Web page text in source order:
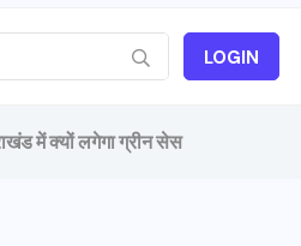
LOGIN
में क्यों लगेगा ग्रीन सेस